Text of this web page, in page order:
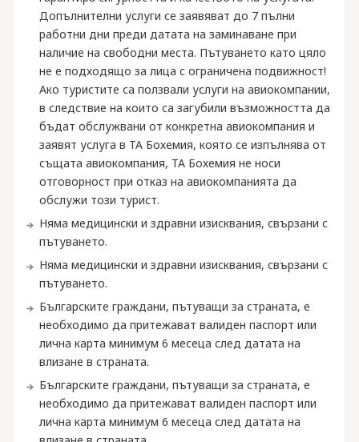
Допълнителни услуги се заявяват до 7 пълни
работни дни преди датата на заминаване при
наличие на свободни места. Пътуването като цяло
не е подходящо за лица с ограничена подвижност!
Ако туристите са ползвали услуги на авиокомпании,
в следствие на които са загубили възможността да
бъдат обслужвани от конкретна авиокомпания и
заявят услуга в ТА Бохемия, която се изпълнява от
същата авиокомпания, ТА Бохемия не носи
отговорност при отказ на авиокомпанията да
обслужи този турист.
Няма медицински и здравни изисквания, свързани с
пътуването.
Няма медицински и здравни изисквания, свързани с
пътуването.
Българските граждани, пътуващи за страната, е
необходимо да притежават валиден паспорт или
лична карта минимум 6 месеца след датата на
влизане в страната.
Българските граждани, пътуващи за страната, е
необходимо да притежават валиден паспорт или
лична карта минимум 6 месеца след датата на